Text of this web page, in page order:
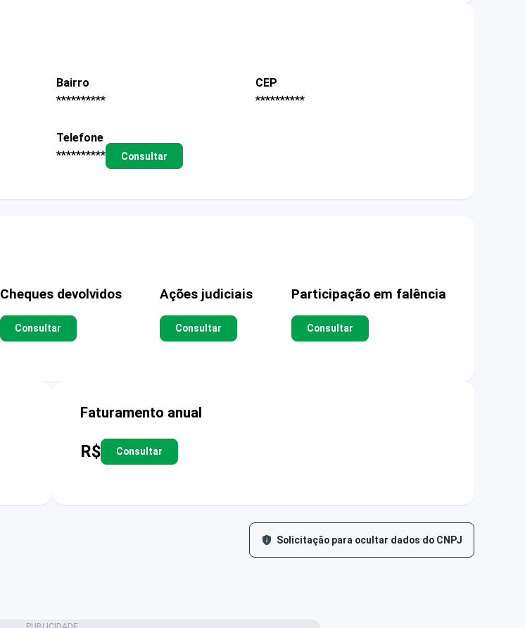
Bairro
**********
CEP
**********
Telefone
**********
Consultar
Cheques devolvidos
Consultar
Ações judiciais
Consultar
Participação em falência
Consultar
Faturamento anual
R$ Consultar
Solicitação para ocultar dados do CNPJ